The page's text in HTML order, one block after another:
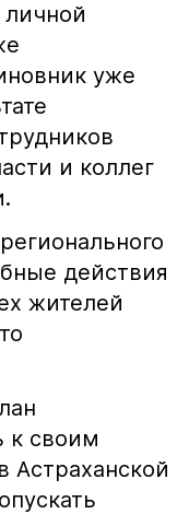
личной
уже
и коллег
действия
жителей
к своим
Астраханской